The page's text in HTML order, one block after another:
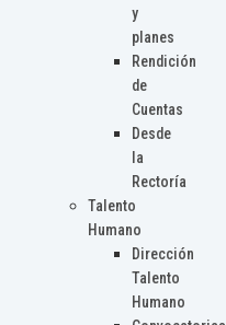
y
planes
Rendición
de
Cuentas
Desde
la
Rectoría
Talento
Humano
Dirección
Talento
Humano